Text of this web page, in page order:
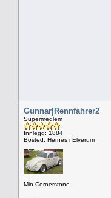
Gunnar|Rennfahrer2
Supermedlem
Innlegg: 1884
Bosted: Hernes i Elverum
Min Cornerstone